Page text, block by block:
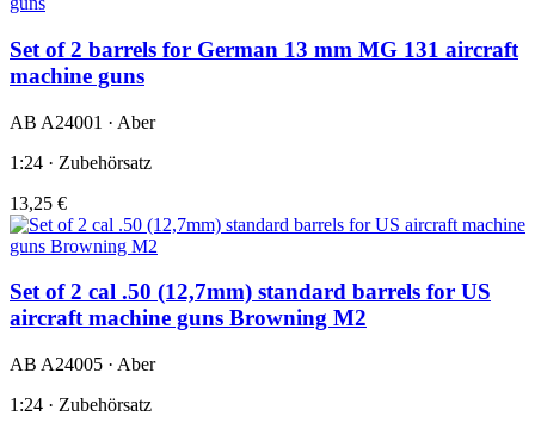
Set of 2 barrels for German 13 mm MG 131 aircraft
machine guns
AB A24001 · Aber
1:24 · Zubehörsatz
13,25 €
Set of 2 cal .50 (12,7mm) standard barrels for US
aircraft machine guns Browning M2
AB A24005 · Aber
1:24 · Zubehörsatz